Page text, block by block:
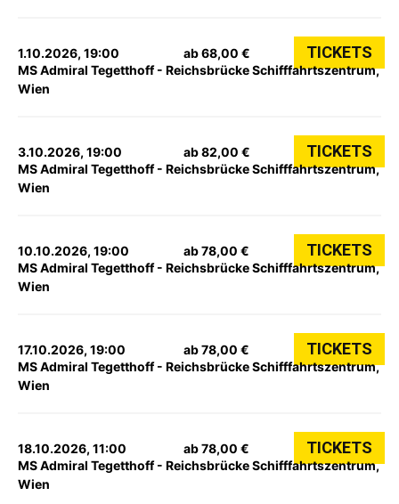
1.10.2026, 19:00
MS Admiral Tegetthoff - Reichsbrücke Schifffahrtszentrum,
Wien
ab 68,00 € TICKETS
3.10.2026, 19:00
MS Admiral Tegetthoff - Reichsbrücke Schifffahrtszentrum,
Wien
ab 82,00 € TICKETS
10.10.2026, 19:00
MS Admiral Tegetthoff - Reichsbrücke Schifffahrtszentrum,
Wien
ab 78,00 € TICKETS
17.10.2026, 19:00
MS Admiral Tegetthoff - Reichsbrücke Schifffahrtszentrum,
Wien
ab 78,00 € TICKETS
18.10.2026, 11:00
MS Admiral Tegetthoff - Reichsbrücke Schifffahrtszentrum,
Wien
ab 78,00 € TICKETS